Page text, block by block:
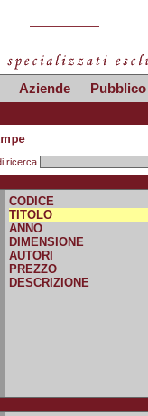
Aziende Pubblico
ricerca
CODICE
TITOLO
ANNO
DIMENSIONE
AUTORI
PREZZO
DESCRIZIONE